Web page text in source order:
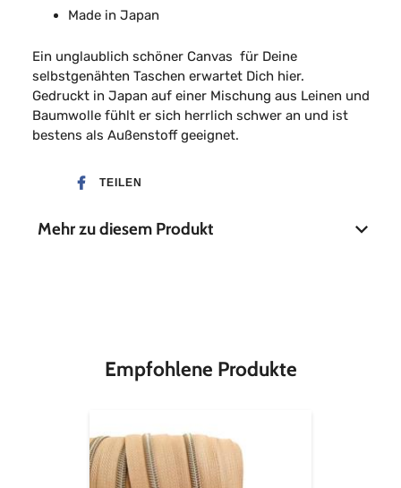
Made in Japan
Ein unglaublich schöner Canvas für Deine
selbstgenähten Taschen erwartet Dich hier.
Gedruckt in Japan auf einer Mischung aus Leinen und
Baumwolle fühlt er sich herrlich schwer an und ist
bestens als Außenstoff geeignet.
TEILEN
Mehr zu diesem Produkt
Empfohlene Produkte
Reißverschluss
metallisiert
altmessing